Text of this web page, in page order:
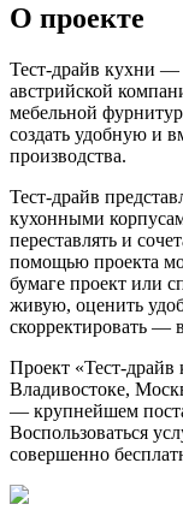
О проекте
Тест-драйв кухни —
австрийской
мебельной
создать удобную и
производства.
Тест-драйв
кухонными
переставлять и
помощью проекта
бумаге проект или
живую, оценить
скорректировать —
Проект «Тест-драйв
Владивостоке,
— крупнейшем
Воспользоваться
совершенно